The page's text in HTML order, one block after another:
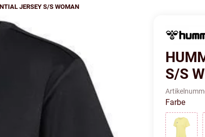
JERSEY S/S WOMAN
S/S
Farbe